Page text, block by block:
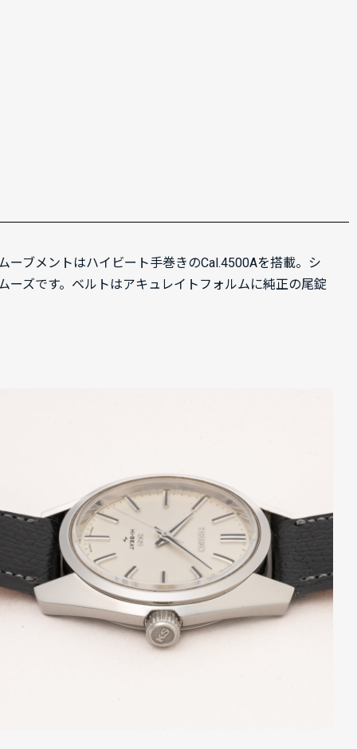
ブメントはハイビート手巻きのCal.4500Aを搭載。シ
ズです。ベルトはアキュレイトフォルムに純正の尾錠